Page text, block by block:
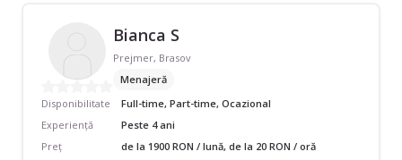
Bianca S
Prejmer, Brasov
Menajeră
Disponibilitate
Full-time, Part-time, Ocazional
Experiență
Peste 4 ani
Preț
de la 1900 RON / lună, de la 20 RON / oră